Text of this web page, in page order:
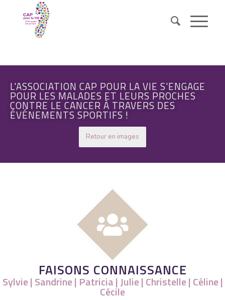
L'ASSOCIATION CAP POUR LA VIE S'ENGAGE
POUR LES MALADES ET LEURS PROCHES
CONTRE LE CANCER À TRAVERS DES
ÉVÉNEMENTS SPORTIFS !
Retour en images
FAISONS CONNAISSANCE
Sylvie | Sandrine | Patricia | Julie | Christelle | Céline |
Cécile